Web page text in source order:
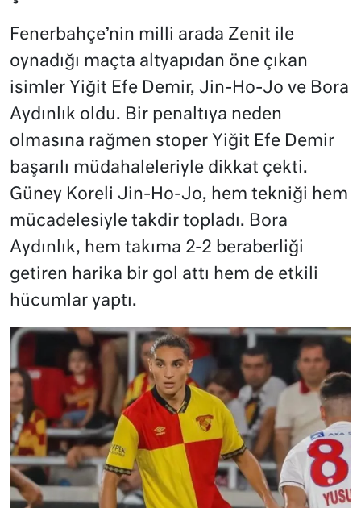
Fenerbahçe’nin milli arada Zenit ile
oynadığı maçta altyapıdan öne çıkan
isimler Yiğit Efe Demir, Jin-Ho-Jo ve Bora
Aydınlık oldu. Bir penaltıya neden
olmasına rağmen stoper Yiğit Efe Demir
başarılı müdahaleleriyle dikkat çekti.
Güney Koreli Jin-Ho-Jo, hem tekniği hem
mücadelesiyle takdir topladı. Bora
Aydınlık, hem takıma 2-2 beraberliği
getiren harika bir gol attı hem de etkili
hücumlar yaptı.